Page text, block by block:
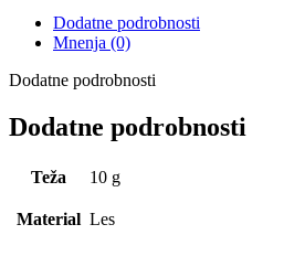
Dodatne podrobnosti
Mnenja (0)
Dodatne podrobnosti
Dodatne podrobnosti
Teža 10 g
Material Les